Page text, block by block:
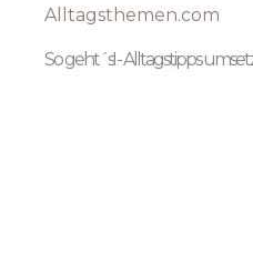
Alltagsthemen.com
So geht´s! - Alltagstipps